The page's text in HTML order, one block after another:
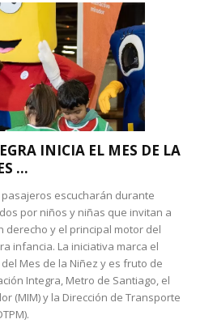
INICIA EL MES DE LA
...
escucharán durante
por niños y niñas que invitan a
derecho y el principal motor del
infancia. La iniciativa marca el
Mes de la Niñez y es fruto de
Integra, Metro de Santiago, el
(MIM) y la Dirección de Transporte